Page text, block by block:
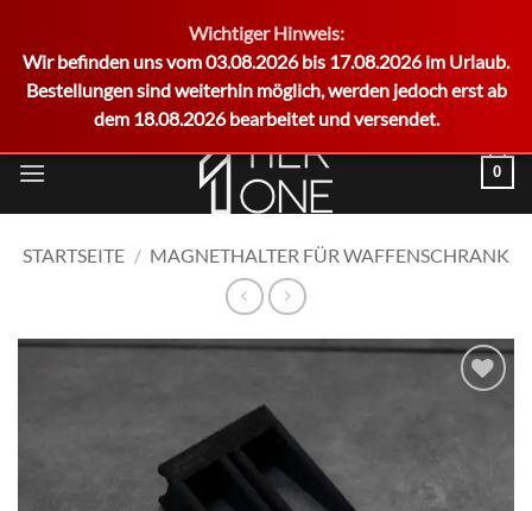
Wichtiger Hinweis:
Wir befinden uns vom 03.08.2026 bis 17.08.2026 im Urlaub.
Bestellungen sind weiterhin möglich, werden jedoch erst ab
dem 18.08.2026 bearbeitet und versendet.
Inhalt
0
STARTSEITE / MAGNETHALTER FÜR WAFFENSCHRANK
wishlist